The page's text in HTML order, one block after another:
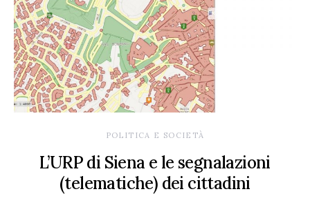
POLITICA E SOCIETÀ
L’URP di Siena e le segnalazioni
(telematiche) dei cittadini